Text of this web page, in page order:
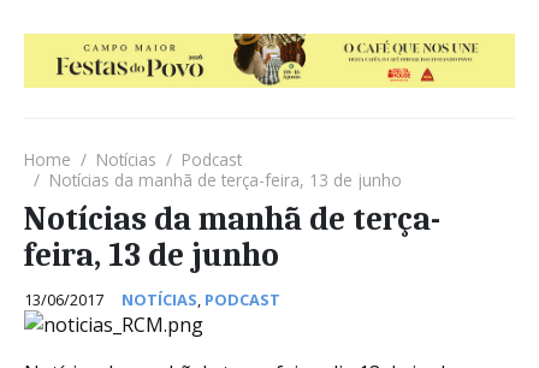
Home Notícias
Podcast
Notícias da manhã de terça-feira, 13 de junho
Notícias da manhã de terça-
feira, 13 de junho
13/06/2017 NOTÍCIAS, PODCAST